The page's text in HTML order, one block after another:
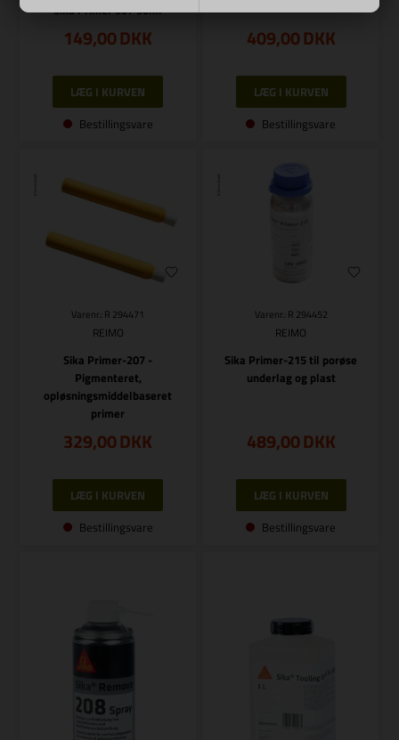
Sika Primer 507 30ml
149,00DKK
Bestillingsvare
409,00DKK
Bestillingsvare
Varenr.: R 294471
REIMO
Sika Primer-207 -
Pigmenteret,
opløsningsmiddelbaseret
primer
329,00DKK
Bestillingsvare
Varenr.: R 294452
REIMO
Sika Primer-215 til porøse
underlag og plast
489,00DKK
Bestillingsvare